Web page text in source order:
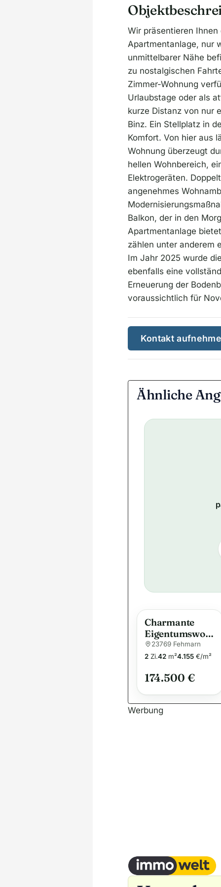
Wir präsentieren
Apartmentanlage, nur
unmittelbarer Nähe
zu nostalgischen
Zimmer-Wohnung
Urlaubstage oder als
kurze Distanz von nur
Binz. Ein Stellplatz in
Komfort. Von hier aus
Wohnung überzeugt
hellen Wohnbereich,
Elektrogeräten.
angenehmes
Balkon, der in den
Apartmentanlage
zählen unter anderem
Im Jahr 2025 wurde
ebenfalls eine
Erneuerung der
voraussichtlich für
Kontakt
Ähnliche
Charmante
Eigentumswoh
nung in ruhiger
Bestlage –
Wohlfühlen
genießen
23769 Fehmarn
2 Zi.42 m²4.155 €/m²
174.500 €
Werbung